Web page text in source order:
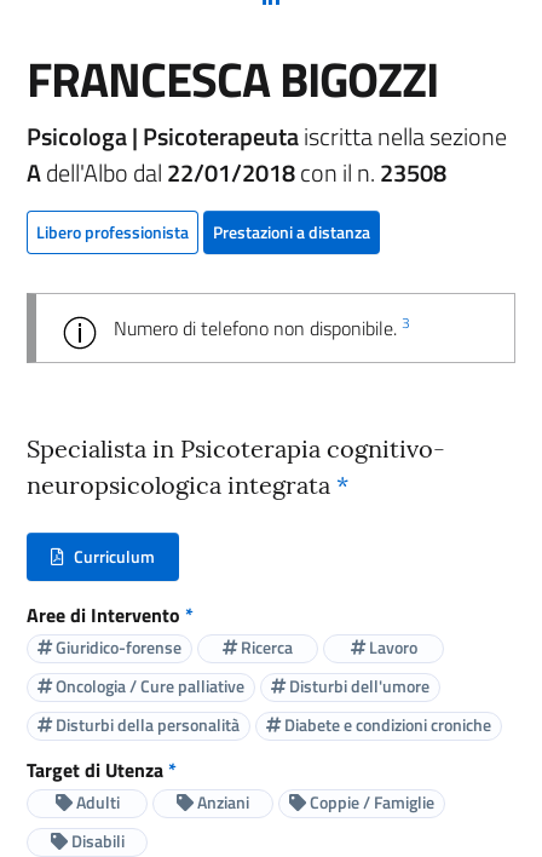
FRANCESCA BIGOZZI
Psicologa | Psicoterapeutaiscritta nella sezione
Adell'Albo dal22/01/2018con il n.23508
Libero professionista Prestazioni a distanza
Numero di telefono non disponibile. 3
Specialista in Psicoterapia cognitivo-
neuropsicologica integrata *
Curriculum
(nuova scheda - new tab)
Aree di Intervento *
Giuridico-forense Ricerca
Lavoro
Oncologia / Cure palliative
Disturbi dell'umore
Disturbi della personalità
Diabete e condizioni croniche
Target di Utenza*
Adulti Anziani
Coppie / Famiglie
Disabili